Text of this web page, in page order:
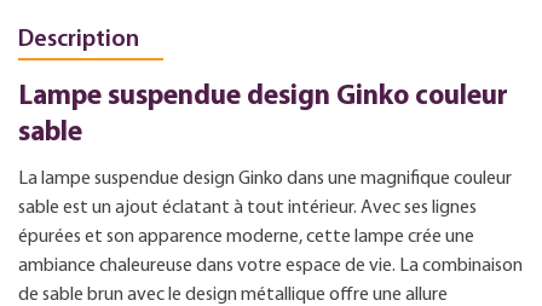
Description
Lampe suspendue design Ginko couleur
sable
La lampe suspendue design Ginko dans une magnifique couleur
sable est un ajout éclatant à tout intérieur. Avec ses lignes
épurées et son apparence moderne, cette lampe crée une
ambiance chaleureuse dans votre espace de vie. La combinaison
de sable brun avec le design métallique offre une allure